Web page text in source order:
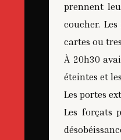
prennent
coucher.
cartes ou
À 20h30
éteintes et
Les portes
Les forçats